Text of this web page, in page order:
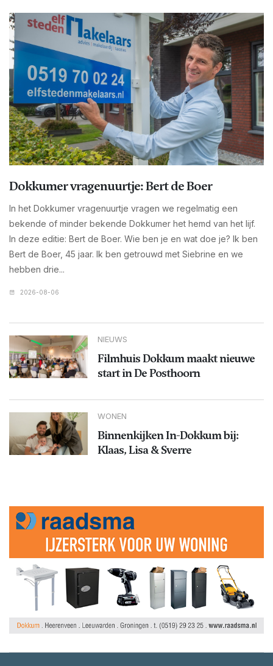
Dokkumer vragenuurtje: Bert de Boer
In het Dokkumer vragenuurtje vragen we regelmatig een
bekende of minder bekende Dokkumer het hemd van het lijf.
In deze editie: Bert de Boer. Wie ben je en wat doe je? Ik ben
Bert de Boer, 45 jaar. Ik ben getrouwd met Siebrine en we
hebben drie...
2026-08-06
NIEUWS
Filmhuis Dokkum maakt nieuwe
start in De Posthoorn
WONEN
Binnenkijken In-Dokkum bij:
Klaas, Lisa & Sverre